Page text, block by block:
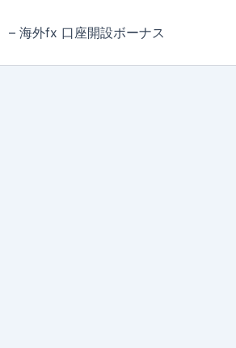
– 海外fx 口座開設ボーナス